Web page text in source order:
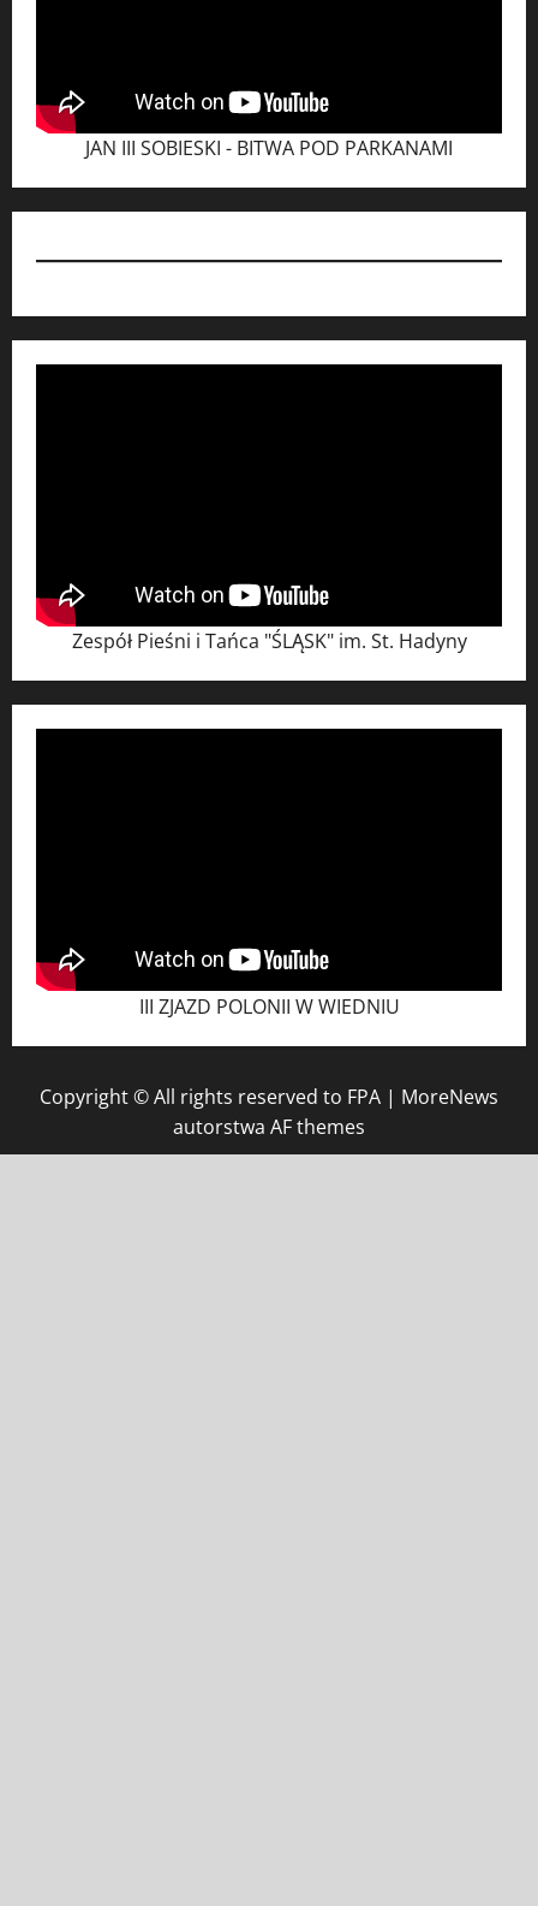
JAN III SOBIESKI - BITWA POD PARKANAMI
Zespół Pieśni i Tańca "ŚLĄSK" im. St. Hadyny
III ZJAZD POLONII W WIEDNIU
Copyright © All rights reserved to FPA | MoreNews
autorstwa AF themes